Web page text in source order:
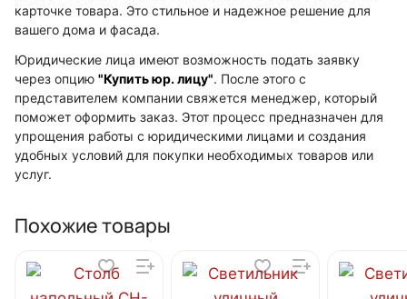
карточке товара. Это стильное и надежное решение для
вашего дома и фасада.
Юридические лица имеют возможность подать заявку
через опцию "Купить юр. лицу". После этого с
представителем компании свяжется менеджер, который
поможет оформить заказ. Этот процесс предназначен для
упрощения работы с юридическими лицами и создания
удобных условий для покупки необходимых товаров или
услуг.
Похожие товары